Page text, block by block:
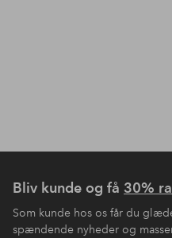
Bliv kunde og få 30%
Som kunde hos os får du
spændende nyheder og